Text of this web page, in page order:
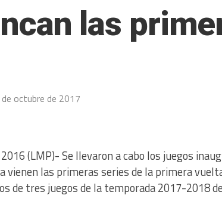
las
octubre de 2017
(LMP)- Se llevaron a cabo los juegos
vienen las primeras series de la primera
de tres juegos de la temporada 2017-2018